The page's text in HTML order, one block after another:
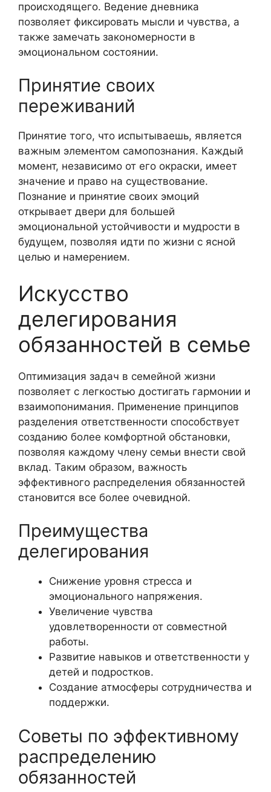
происходящего. Ведение дневника
позволяет фиксировать мысли и чувства, а
также замечать закономерности в
эмоциональном состоянии.
Принятие своих
переживаний
Принятие того, что испытываешь, является
важным элементом самопознания. Каждый
момент, независимо от его окраски, имеет
значение и право на существование.
Познание и принятие своих эмоций
открывает двери для большей
эмоциональной устойчивости и мудрости в
будущем, позволяя идти по жизни с ясной
целью и намерением.
Искусство
делегирования
обязанностей в семье
Оптимизация задач в семейной жизни
позволяет с легкостью достигать гармонии и
взаимопонимания. Применение принципов
разделения ответственности способствует
созданию более комфортной обстановки,
позволяя каждому члену семьи внести свой
вклад. Таким образом, важность
эффективного распределения обязанностей
становится все более очевидной.
Преимущества
делегирования
Снижение уровня стресса и
эмоционального напряжения.
Увеличение чувства
удовлетворенности от совместной
работы.
Развитие навыков и ответственности у
детей и подростков.
Создание атмосферы сотрудничества и
поддержки.
Советы по эффективному
распределению
обязанностей